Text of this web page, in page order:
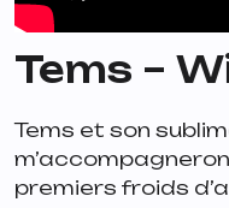
Tems –
Tems et son
premiers froids